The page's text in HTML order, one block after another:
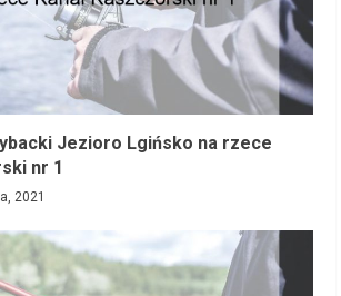
Jezioro Lgińsko na rzece
nr 1
2021